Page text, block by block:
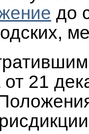
до
21